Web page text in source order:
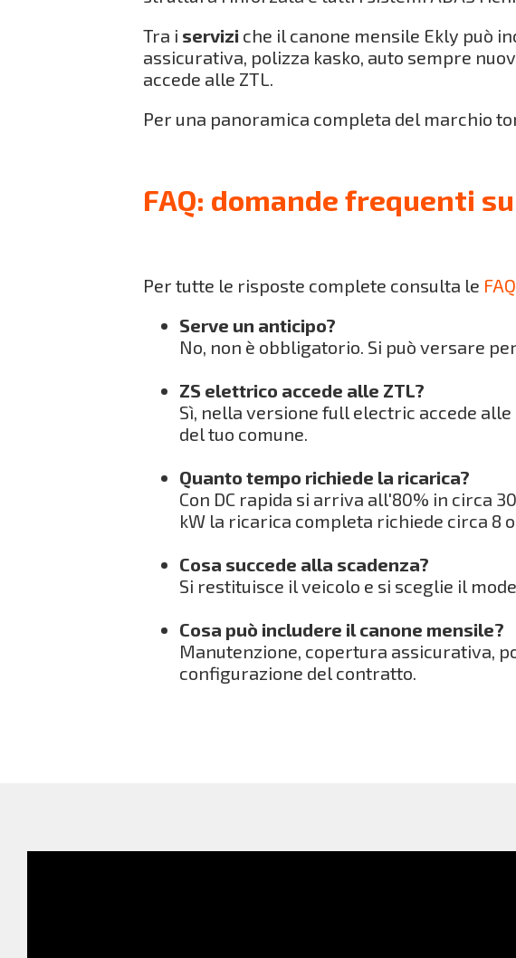
Tra i servizi che il canone mensile Ekly può
assicurativa, polizza kasko, auto sempre
accede alle ZTL.
Per una panoramica completa del marchio
FAQ: domande frequenti
Per tutte le risposte complete consulta le
Serve un anticipo?
No, non è obbligatorio. Si può versare
ZS elettrico accede alle ZTL?
Sì, nella versione full electric accede
del tuo comune.
Quanto tempo richiede la ricarica?
Con DC rapida si arriva all'80% in circa
kW la ricarica completa richiede circa 8
Cosa succede alla scadenza?
Si restituisce il veicolo e si sceglie il
Cosa può includere il canone mensile?
Manutenzione, copertura assicurativa,
configurazione del contratto.